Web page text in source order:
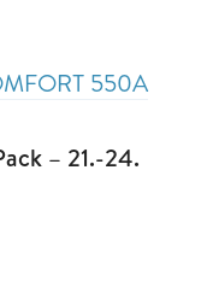
550A
– 21.-24.